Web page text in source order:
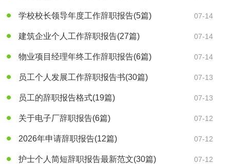
学校校长领导年度工作辞职报告(5篇) 07-14
建筑企业个人工作辞职报告(27篇) 07-14
物业项目经理年终工作辞职报告(6篇) 07-14
员工个人发展工作辞职报告书(30篇) 07-13
员工的辞职报告格式(19篇) 07-13
关于电子厂辞职报告(6篇) 07-12
2026年申请辞职报告(12篇) 07-12
护士个人简短辞职报告最新范文(30篇) 07-12